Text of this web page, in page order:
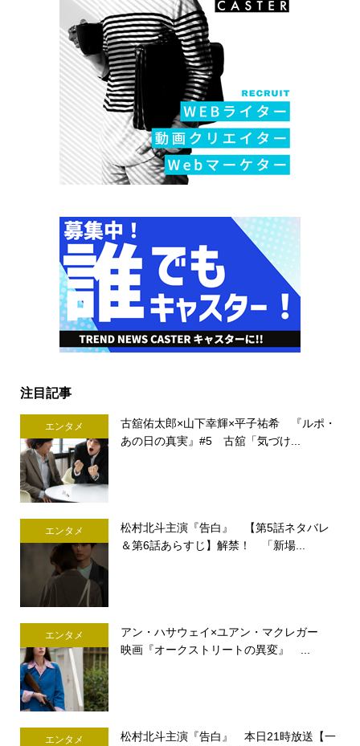
注目記事
エンタメ
古舘佑太郎×山下幸輝×平子祐希 『ルポ・
あの日の真実』#5 古舘「気づけ...
エンタメ
松村北斗主演『告白』 【第5話ネタバレ
＆第6話あらすじ】解禁！ 「新場...
エンタメ
アン・ハサウェイ×ユアン・マクレガー
映画『オークストリートの異変』 ...
エンタメ
松村北斗主演『告白』 本日21時放送【一